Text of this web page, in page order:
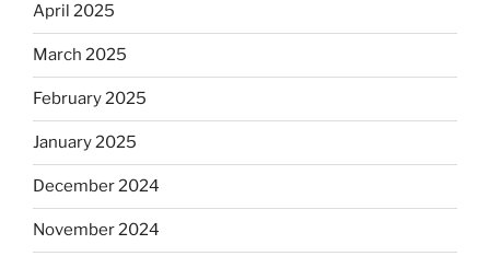
April 2025
March 2025
February 2025
January 2025
December 2024
November 2024